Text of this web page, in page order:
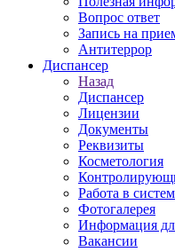
Вопрос ответ
Запись на
Антитеррор
Диспансер
Назад
Диспансер
Лицензии
Документы
Реквизиты
Косметология
Работа в
Фотогалерея
Информация
Вакансии